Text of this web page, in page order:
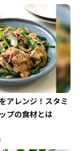
アレンジ！スタミ
プの食材とは